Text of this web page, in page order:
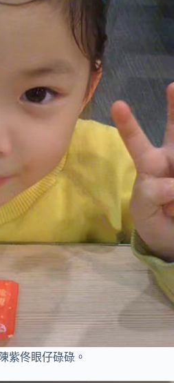
紫佟眼仔碌碌。